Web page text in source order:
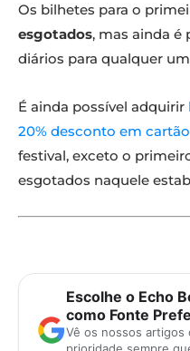
Os bilhetes para o
esgotados, mas ainda é
diários para qualquer
É ainda possível adquirir
20% desconto em cartão
festival, exceto o
esgotados naquele
Escolhe o Echo
como Fonte
Vê os nossos artigos
prioridade sempre